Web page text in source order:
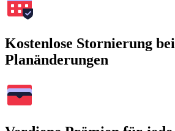
Kostenlose Stornierung bei
Planänderungen